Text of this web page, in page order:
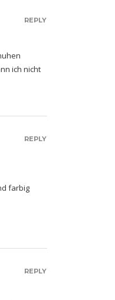
ich nicht
REPLY
farbig
REPLY
REPLY